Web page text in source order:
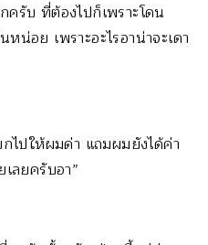
รับ ที่ต้องไปก็เพราะโดน
น่อย เพราะอะไรอาน่าจะเดา
ไปให้ผมด่า แถมผมยังได้ค่า
ลยครับอา”